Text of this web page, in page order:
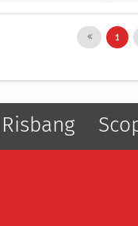
1
Risbang